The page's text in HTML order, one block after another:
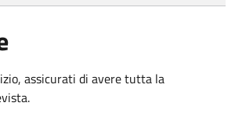
assicurati di avere tutta la